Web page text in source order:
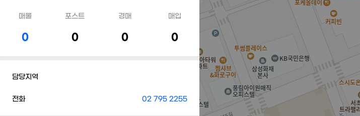
매물
0
포스트
0
경매
0
매입
0
담당지역
전화 02 795 2255